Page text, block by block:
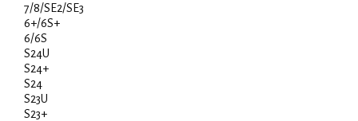
7/8/SE2/SE3
6+/6S+
6/6S
S24U
S24+
S24
S23U
S23+